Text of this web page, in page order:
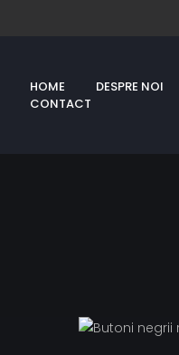
HOME DESPRE NOI
CONTACT